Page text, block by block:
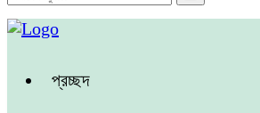
প্রচ্ছদ